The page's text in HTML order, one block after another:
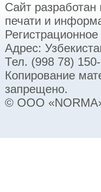
Сайт
печати и
Адрес:
Тел. (998 78)
Копирование
запрещено.
© ООО